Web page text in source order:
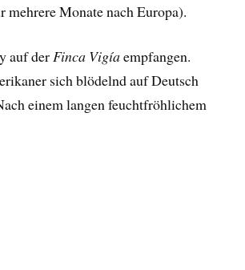
Monate nach Europa).
auf derFinca Vigíaempfangen.
sich blödelnd auf Deutsch
einem langen feuchtfröhlichem